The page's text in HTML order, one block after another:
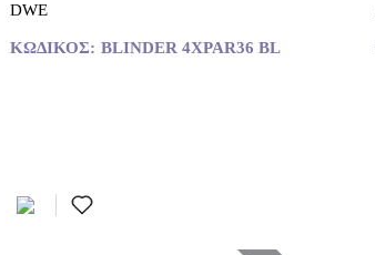
DWE
ΚΩΔΙΚΌΣ: BLINDER 4XPAR36 BL